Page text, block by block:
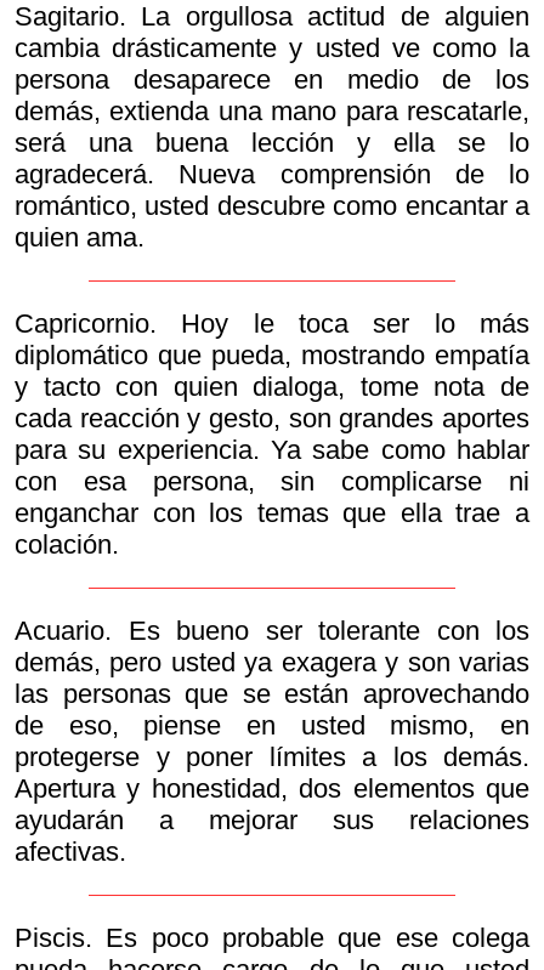
Sagitario. La orgullosa actitud de alguien
cambia drásticamente y usted ve como la
persona desaparece en medio de los
demás, extienda una mano para rescatarle,
será una buena lección y ella se lo
agradecerá. Nueva comprensión de lo
romántico, usted descubre como encantar a
quien ama.
Capricornio. Hoy le toca ser lo más
diplomático que pueda, mostrando empatía
y tacto con quien dialoga, tome nota de
cada reacción y gesto, son grandes aportes
para su experiencia. Ya sabe como hablar
con esa persona, sin complicarse ni
enganchar con los temas que ella trae a
colación.
Acuario. Es bueno ser tolerante con los
demás, pero usted ya exagera y son varias
las personas que se están aprovechando
de eso, piense en usted mismo, en
protegerse y poner límites a los demás.
Apertura y honestidad, dos elementos que
ayudarán a mejorar sus relaciones
afectivas.
Piscis. Es poco probable que ese colega